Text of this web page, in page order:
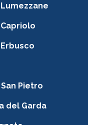
Pietro
del Garda